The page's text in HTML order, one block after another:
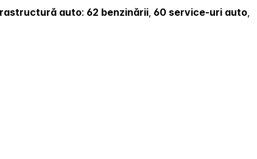
auto: 62 benzinării, 60 service-uri auto,